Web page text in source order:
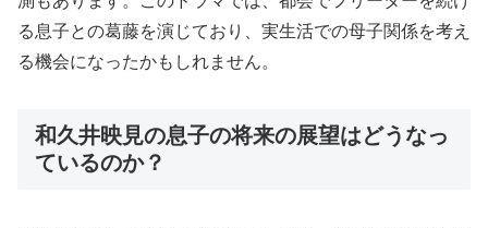
る息子との葛藤を演じており、実生活での母子関係を考え
る機会になったかもしれません。
和久井映見の息子の将来の展望はどうなっ
ているのか？